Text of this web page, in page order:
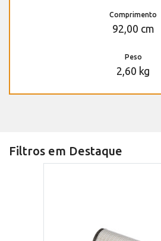
Comprimento
92,00 cm
Peso
2,60 kg
Filtros em Destaque